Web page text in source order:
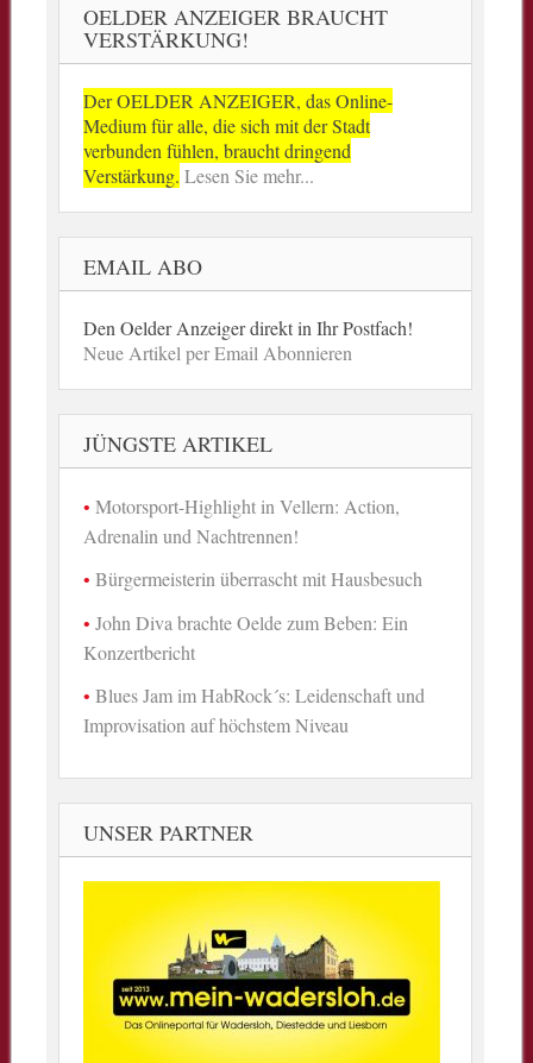
OELDER ANZEIGER BRAUCHT
VERSTÄRKUNG!
Der OELDER ANZEIGER, das Online-
Medium für alle, die sich mit der Stadt
verbunden fühlen, braucht dringend
Verstärkung. Lesen Sie mehr...
EMAIL ABO
Den Oelder Anzeiger direkt in Ihr Postfach!
Neue Artikel per Email Abonnieren
JÜNGSTE ARTIKEL
Motorsport-Highlight in Vellern: Action,
Adrenalin und Nachtrennen!
Bürgermeisterin überrascht mit Hausbesuch
John Diva brachte Oelde zum Beben: Ein
Konzertbericht
Blues Jam im HabRock´s: Leidenschaft und
Improvisation auf höchstem Niveau
UNSER PARTNER